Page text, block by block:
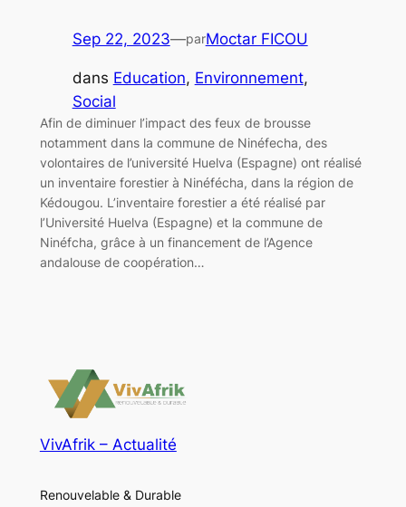
Sep 22, 2023—parMoctar FICOU
dans Education, Environnement
Social
Afin de diminuer l’impact des feux de brousse
notamment dans la commune de Ninéfecha, des
volontaires de l’université Huelva (Espagne) ont réalisé
un inventaire forestier à Ninéfécha, dans la région de
Kédougou. L’inventaire forestier a été réalisé par
l’Université Huelva (Espagne) et la commune de
Ninéfcha, grâce à un financement de l’Agence
andalouse de coopération…
VivAfrik – Actualité
Renouvelable & Durable